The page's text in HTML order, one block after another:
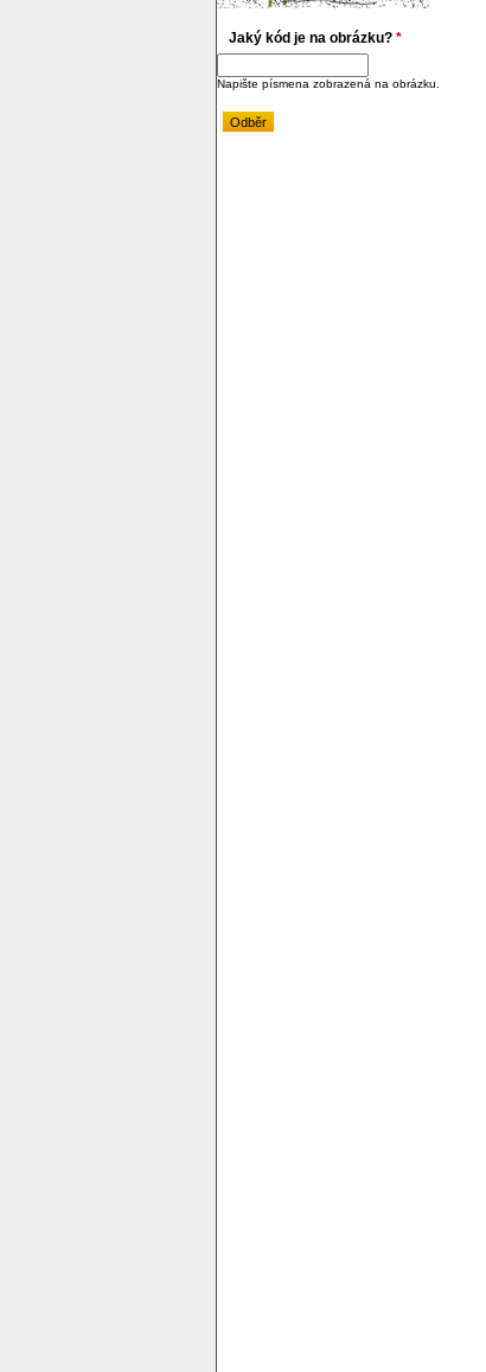
Jaký kód je na obrázku? *
Napište písmena zobrazená na obrázku.